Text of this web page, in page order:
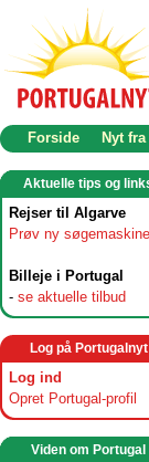
Forside Nyt
Aktuelle tips og
Rejser til Algarve
Prøv ny søgemaskine
Billeje i Portugal
- se aktuelle tilbud
Log på Portugalnyt
Log ind
Opret Portugal-profil
Viden om Portugal